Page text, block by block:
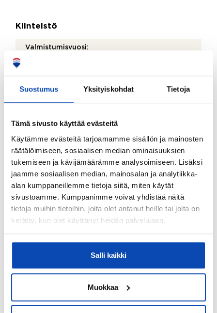
Suostumus Yksityiskohdat Tietoja
Tämä sivusto käyttää evästeitä
Käytämme evästeitä tarjoamamme sisällön ja mainosten
räätälöimiseen, sosiaalisen median ominaisuuksien
tukemiseen ja kävijämäärämme analysoimiseen. Lisäksi
jaamme sosiaalisen median, mainosalan ja analytiikka-
alan kumppaneillemme tietoja siitä, miten käytät
sivustoamme. Kumppanimme voivat yhdistää näitä
tietoja muihin tietoihin, joita olet antanut heille tai joita on
kerätty, kun olet käyttänyt heidän palvelujaan.
Salli kaikki
Muokkaa
Kiinteistö
Valmistumisvuosi:
Pulpettikatto
Pelti
Lämmitysjärjestelmä:
Kaukolämpö ja vesikiertoinen patterilämmitys
Onko kohteesta energiatodistusta?:
Ei lain edellyttämää energiatodistusta
Lisätiedot
Bussipysäkki lähellä ja metroasema lähellä